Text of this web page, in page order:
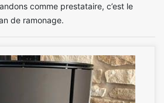
comme prestataire, c’est le
de ramonage.